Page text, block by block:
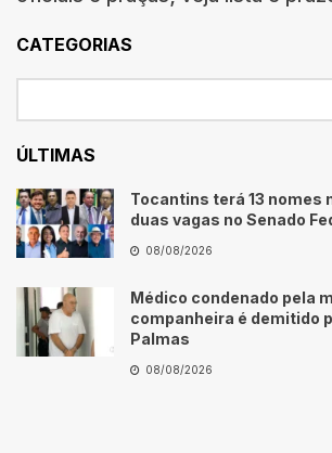
CATEGORIAS
ÚLTIMAS
Tocantins terá 13 nomes
duas vagas no Senado
08/08/2026
Médico condenado pela
companheira é demitido
Palmas
08/08/2026